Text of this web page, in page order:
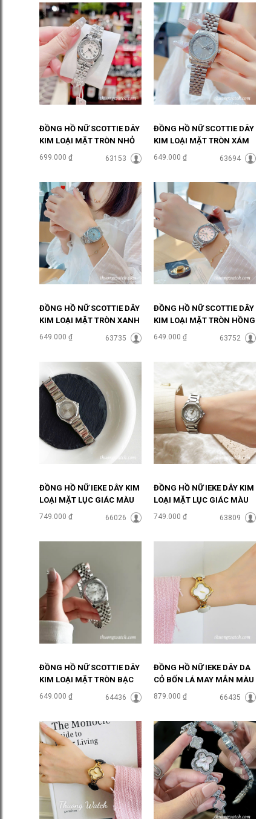
ĐỒNG HỒ NỮ SCOTTIE DÂY
KIM LOẠI MẶT TRÒN NHỎ
ĐÍNH ĐÁ ĐHĐ48601
699.000 ₫ 63153
ĐỒNG HỒ NỮ SCOTTIE DÂY
KIM LOẠI MẶT TRÒN XÁM
THỜI THƯỢNG ĐHĐ48302
649.000 ₫ 63694
ĐỒNG HỒ NỮ SCOTTIE DÂY
KIM LOẠI MẶT TRÒN XANH
NGỌC ĐHĐ48303
649.000 ₫ 63735
ĐỒNG HỒ NỮ SCOTTIE DÂY
KIM LOẠI MẶT TRÒN HỒNG
PASTEL ĐHĐ48301
649.000 ₫ 63752
ĐỒNG HỒ NỮ IEKE DÂY KIM
LOẠI MẶT LỤC GIÁC MÀU
XÁM ĐHĐ48502
749.000 ₫ 66026
ĐỒNG HỒ NỮ IEKE DÂY KIM
LOẠI MẶT LỤC GIÁC MÀU
TRẮNG ĐHĐ48501
749.000 ₫ 63809
ĐỒNG HỒ NỮ SCOTTIE DÂY
KIM LOẠI MẶT TRÒN BẠC
SANG CHẢNH ĐHĐ46905
649.000 ₫ 64436
ĐỒNG HỒ NỮ IEKE DÂY DA
CỎ BỐN LÁ MAY MẮN MÀU
TRẮNG ĐHĐ48702
879.000 ₫ 66435